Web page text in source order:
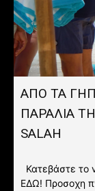
ΑΠΟ ΤΑ
ΠΑΡΑΛΙΑ
SALAH
Κατεβάστε το
ΕΔΩ! Προσοχη